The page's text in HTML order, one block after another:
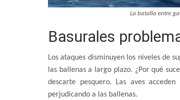
La batalla entre
Basurales
Los ataques disminuyen los niveles de
las ballenas a largo plazo. ¿Por qué
descarte pesquero. Las aves
perjudicando a las ballenas.